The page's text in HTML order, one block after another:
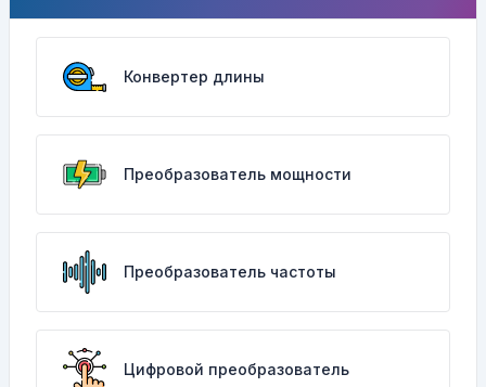
Конвертер длины
Преобразователь мощности
Преобразователь частоты
Цифровой преобразователь